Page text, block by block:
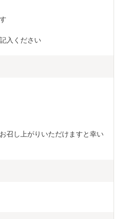
入ください
召し上がりいただけますと幸い